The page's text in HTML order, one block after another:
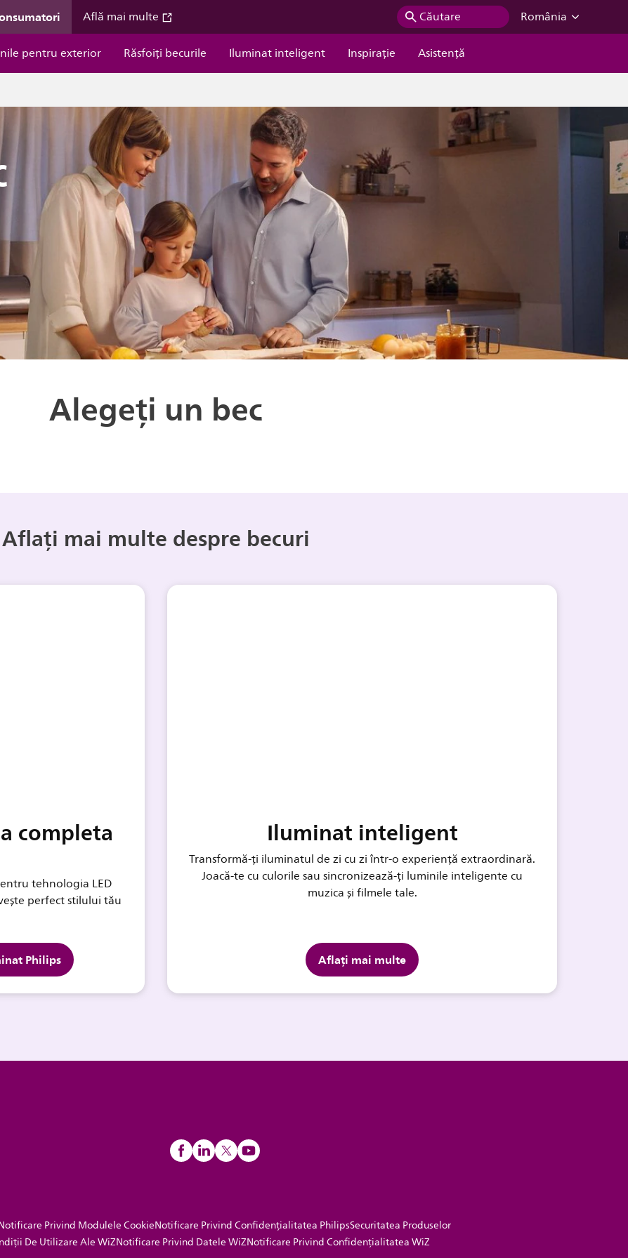
Află mai multe Căutare
România
pentru exterior Răsfoiți becurile Iluminat inteligent Inspiraţie Asistență
Alegeți un bec
Aflați mai multe despre becuri
completa
tehnologia LED
perfect stilului tău
Philips
Iluminat inteligent
Transformă-ți iluminatul de zi cu zi într-o experiență extraordinară.
Joacă-te cu culorile sau sincronizează-ți luminile inteligente cu
muzica și filmele tale.
Aflați mai multe
Privind Modulele CookieNotificare Privind Confidențialitatea PhilipsSecuritatea Produselor
De Utilizare Ale WiZNotificare Privind Datele WiZNotificare Privind Confidențialitatea WiZ